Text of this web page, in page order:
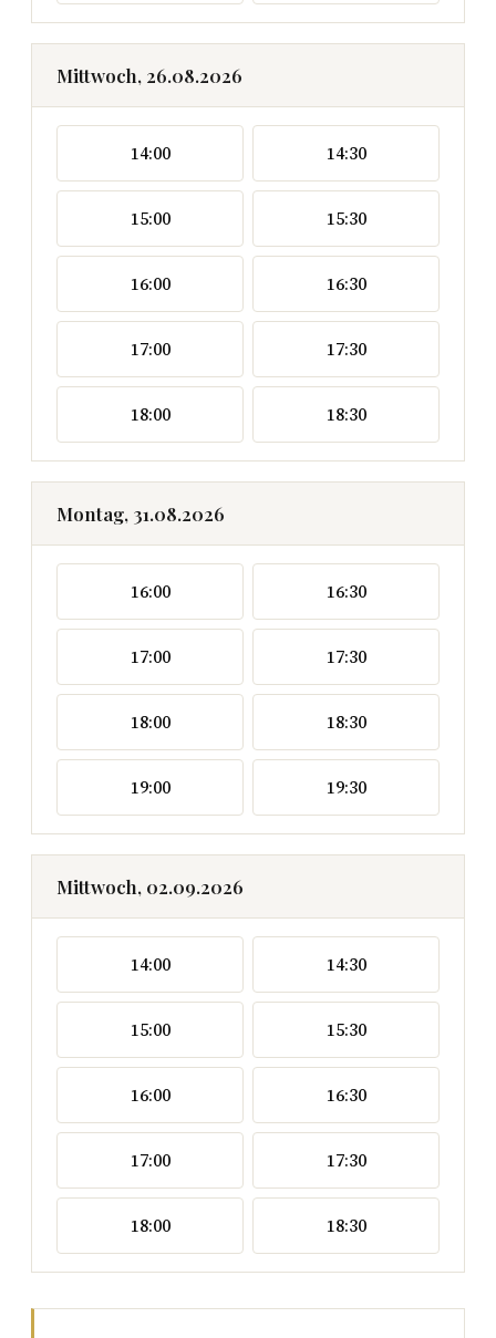
Mittwoch, 26.08.2026
14:00 14:30
15:00 15:30
16:00 16:30
17:00 17:30
18:00 18:30
Montag, 31.08.2026
16:00 16:30
17:00 17:30
18:00 18:30
19:00 19:30
Mittwoch, 02.09.2026
14:00 14:30
15:00 15:30
16:00 16:30
17:00 17:30
18:00 18:30